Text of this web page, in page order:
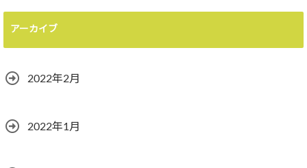
アーカイブ
2022年2月
2022年1月